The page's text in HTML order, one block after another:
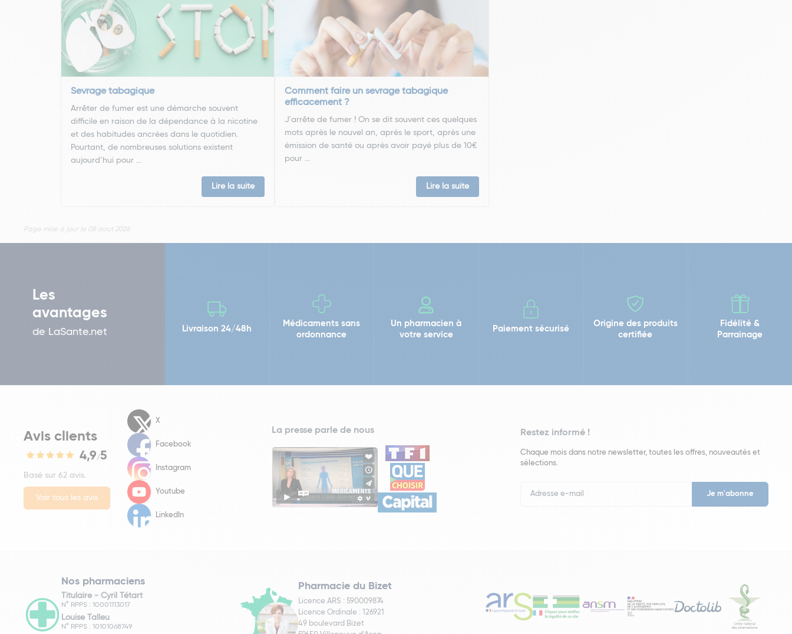
Sevrage tabagique
Arrêter de fumer est une démarche souvent
difficile en raison de la dépendance à la nicotine
et des habitudes ancrées dans le quotidien.
Pourtant, de nombreuses solutions existent
aujourd’hui pour ...
Lire la suite
Comment faire un sevrage tabagique
efficacement ?
J'arrête de fumer ! On se dit souvent ces quelques
mots après le nouvel an, après le sport, après une
émission de santé ou après avoir payé plus de 10€
pour ...
Lire la suite
Page mise à jour le 08 aout 2026
Les
avantages
de LaSante.net Livraison 24/48h
Médicaments sans
ordonnance
Un pharmacien à
votre service
Paiement sécurisé
Origine des produits
certifiée
Fidélité &
Parrainage
Avis clients
4,9/5
Basé sur 62 avis.
Voir tous les avis
X
Facebook
Instagram
Youtube
LinkedIn
La presse parle de nous Restez informé !
Chaque mois dans notre newsletter, toutes les offres, nouveautés et
sélections.
Newsletter
Nos pharmaciens
Titulaire - Cyril Tétart
N° RPPS : 10001113017
Louise Talleu
N° RPPS : 10101068749
Pharmacie du Bizet
Licence ARS : 590009874
Licence Ordinale : 126921
49 boulevard Bizet